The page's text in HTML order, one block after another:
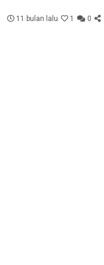
11 bulan lalu 1 0